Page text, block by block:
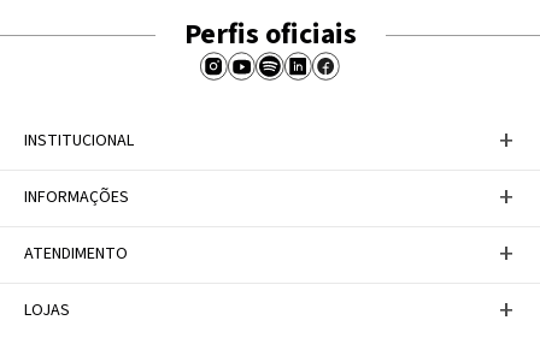
Perfis oficiais
INSTITUCIONAL +
A Marca
Trabalhe conosco
INFORMAÇÕES +
Política de Privacidade
Tabela de Medidas
ATENDIMENTO +
Personal Shopper
LOJAS +